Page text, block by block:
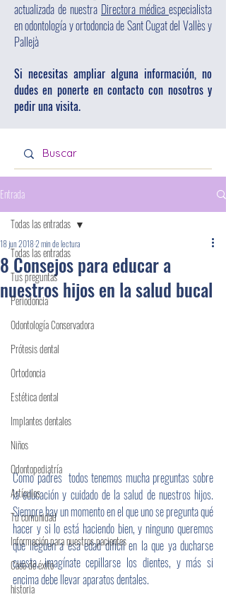
actualizada de nuestra Directora médica especialista
en odontología y ortodoncia de Sant Cugat del Vallès y
Pallejà
Si necesitas ampliar alguna información, no
dudes en ponerte en contacto con nosotros y
pedir una visita.
Entrada
Todas las entradas
Tus preguntas
Periodoncia
Odontología Conservadora
Prótesis dental
Ortodoncia
Estética dental
Implantes dentales
Niños
Odontopediatría
Artículos
Tu comunidad
Información para nuestros pacientes
Caso de éxito
historia
Todas las entradas
8 Consejos para educar a
nuestros hijos en la salud bucal
18 jun 20182 min de lectura
Como padres  todos tenemos mucha preguntas sobre
la educación y cuidado de la salud de nuestros hijos.
Siempre hay un momento en el que uno se pregunta qué
hacer y si lo está haciendo bien, y ninguno queremos
que lleguen a esa edad difícil en la que ya ducharse
cuesta, imagínate cepillarse los dientes, y más si
encima debe llevar aparatos dentales.